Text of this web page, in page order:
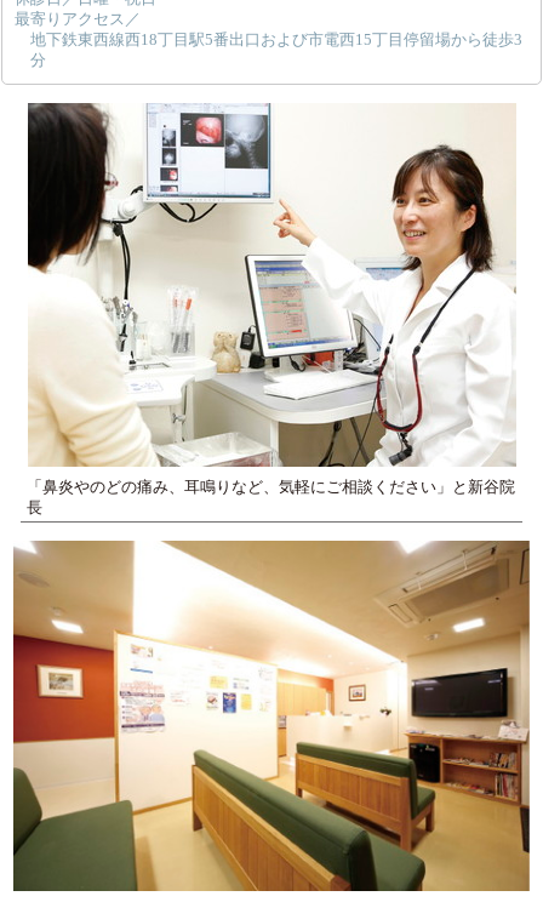
最寄りアクセス／
地下鉄東西線西18丁目駅5番出口および市電西15丁目停留場から徒歩3
分
「鼻炎やのどの痛み、耳鳴りなど、気軽にご相談ください」と新谷院
長